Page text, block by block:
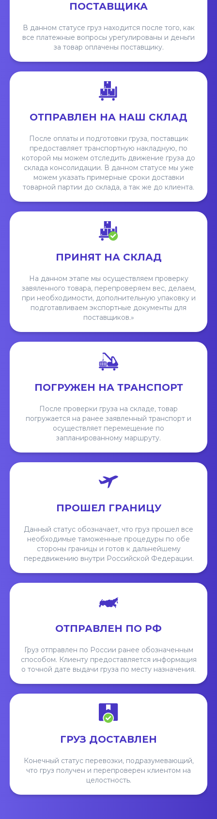
ПОСТАВЩИКА
В данном статусе груз находится после того, как
все платежные вопросы урегулированы и деньги
за товар оплачены поставщику.
ОТПРАВЛЕН НА НАШ СКЛАД
После оплаты и подготовки груза, поставщик
предоставляет транспортную накладную, по
которой мы можем отследить движение груза до
склада консолидации. В данном статусе мы уже
можем указать примерные сроки доставки
товарной партии до склада, а так же до клиента.
ПРИНЯТ НА СКЛАД
На данном этапе мы осуществляем проверку
завяленного товара, перепроверяем вес, делаем,
при необходимости, дополнительную упаковку и
подготавливаем экспортные документы для
поставщиков.»
ПОГРУЖЕН НА ТРАНСПОРТ
После проверки груза на складе, товар
погружается на ранее заявленный транспорт и
осуществляет перемещение по
запланированному маршруту.
ПРОШЕЛ ГРАНИЦУ
Данный статус обозначает, что груз прошел все
необходимые таможенные процедуры по обе
стороны границы и готов к дальнейшему
передвижению внутри Российской Федерации.
ОТПРАВЛЕН ПО РФ
Груз отправлен по России ранее обозначенным
способом. Клиенту предоставляется информация
о точной дате выдачи груза по месту назначения.
ГРУЗ ДОСТАВЛЕН
Конечный статус перевозки, подразумевающий,
что груз получен и перепроверен клиентом на
целостность.